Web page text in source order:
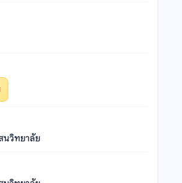
นวิทยาลัย